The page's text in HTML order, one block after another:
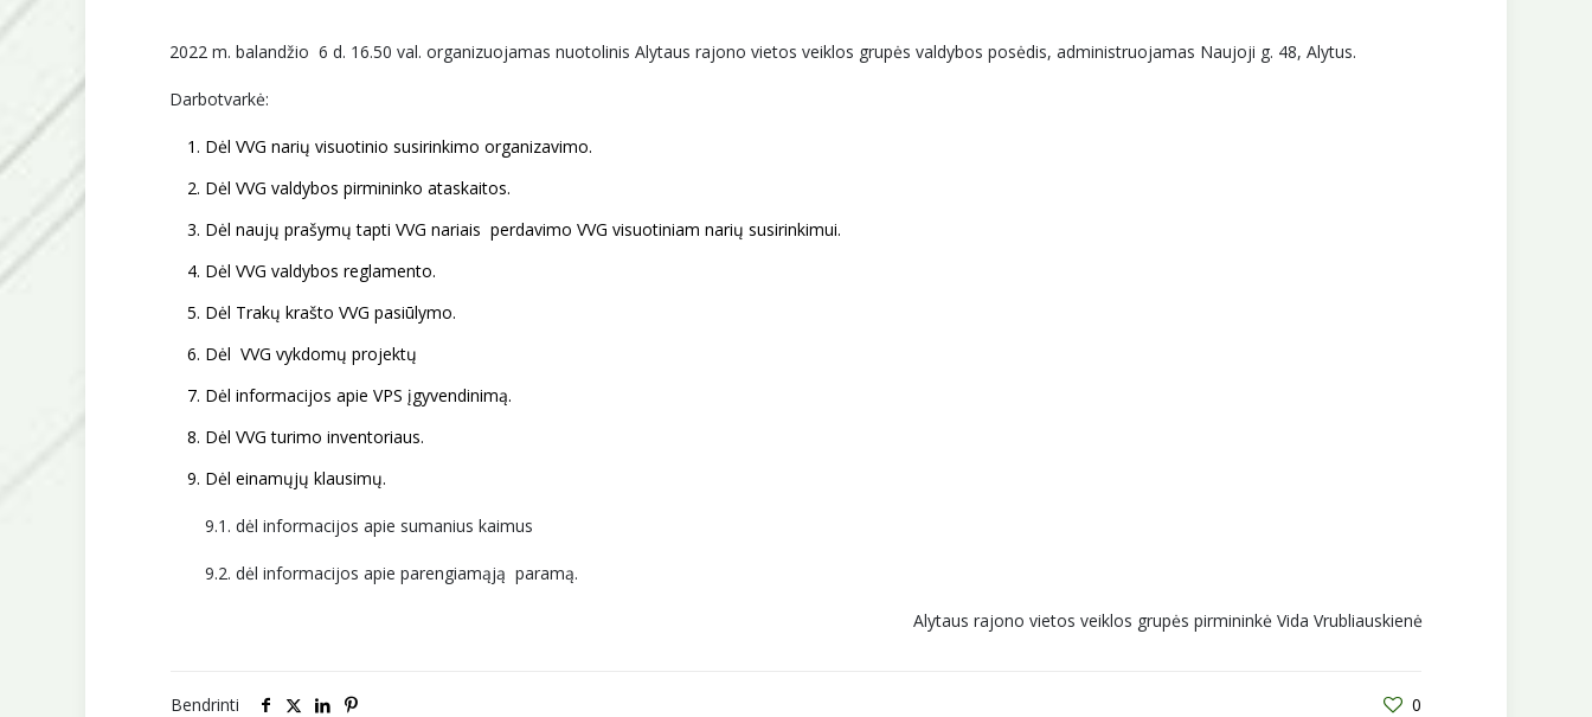
2022 m. balandžio 6 d. 16.50 val. organizuojamas nuotolinis Alytaus rajono vietos veiklos grupės valdybos posėdis, administruojamas Naujoji g. 48, Alytus.
Darbotvarkė:
Dėl VVG narių visuotinio susirinkimo organizavimo.
Dėl VVG valdybos pirmininko ataskaitos.
Dėl naujų prašymų tapti VVG nariais perdavimo VVG visuotiniam narių susirinkimui.
Dėl VVG valdybos reglamento.
Dėl Trakų krašto VVG pasiūlymo.
Dėl VVG vykdomų projektų
Dėl informacijos apie VPS įgyvendinimą.
Dėl VVG turimo inventoriaus.
Dėl einamųjų klausimų.
9.1. dėl informacijos apie sumanius kaimus
9.2. dėl informacijos apie parengiamąją paramą.
Alytaus rajono vietos veiklos grupės pirmininkė Vida Vrubliauskienė
Bendrinti 0